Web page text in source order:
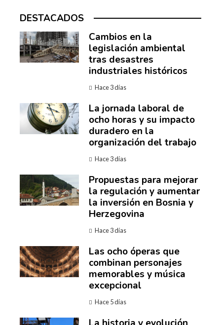
DESTACADOS
Cambios en la
legislación ambiental
tras desastres
industriales históricos
Hace 3 días
La jornada laboral de
ocho horas y su impacto
duradero en la
organización del trabajo
Hace 3 días
Propuestas para mejorar
la regulación y aumentar
la inversión en Bosnia y
Herzegovina
Hace 3 días
Las ocho óperas que
combinan personajes
memorables y música
excepcional
Hace 5 días